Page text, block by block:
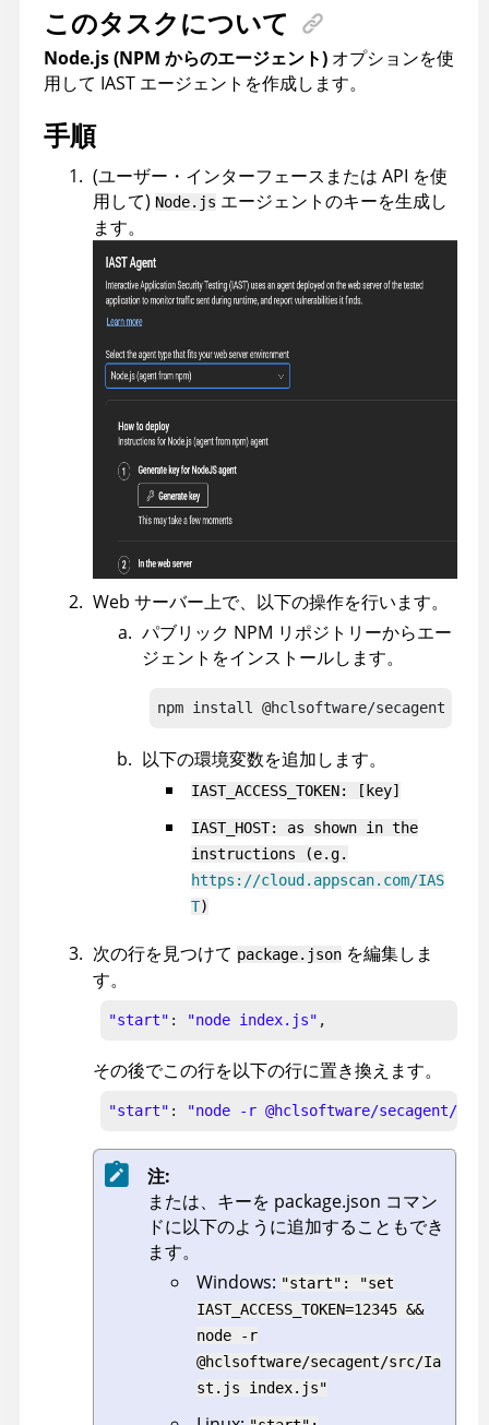
このタスクについて
Node.js (NPM からのエージェント) オプションを使
用して IAST エージェントを作成します。
手順
(ユーザー・インターフェースまたは API を使
用して) Node.js エージェントのキーを生成し
ます。
Web サーバー上で、以下の操作を行います。
パブリック NPM リポジトリーからエー
ジェントをインストールします。
npm install @hclsoftware/secagent
以下の環境変数を追加します。
IAST_ACCESS_TOKEN: [key]
IAST_HOST: as shown in the
instructions (e.g.
https://cloud.appscan.com/IAS
T)
次の行を見つけて package.json を編集しま
す。
"start" : "node index.js" ,
その後でこの行を以下の行に置き換えます。
"start" : "node -r @hclsoftware/secagent/
注:
または、キーを package.json コマン
ドに以下のように追加することもでき
ます。
Windows: "start": "set
IAST_ACCESS_TOKEN=12345 &&
node -r
@hclsoftware/secagent/src/Ia
st.js index.js"